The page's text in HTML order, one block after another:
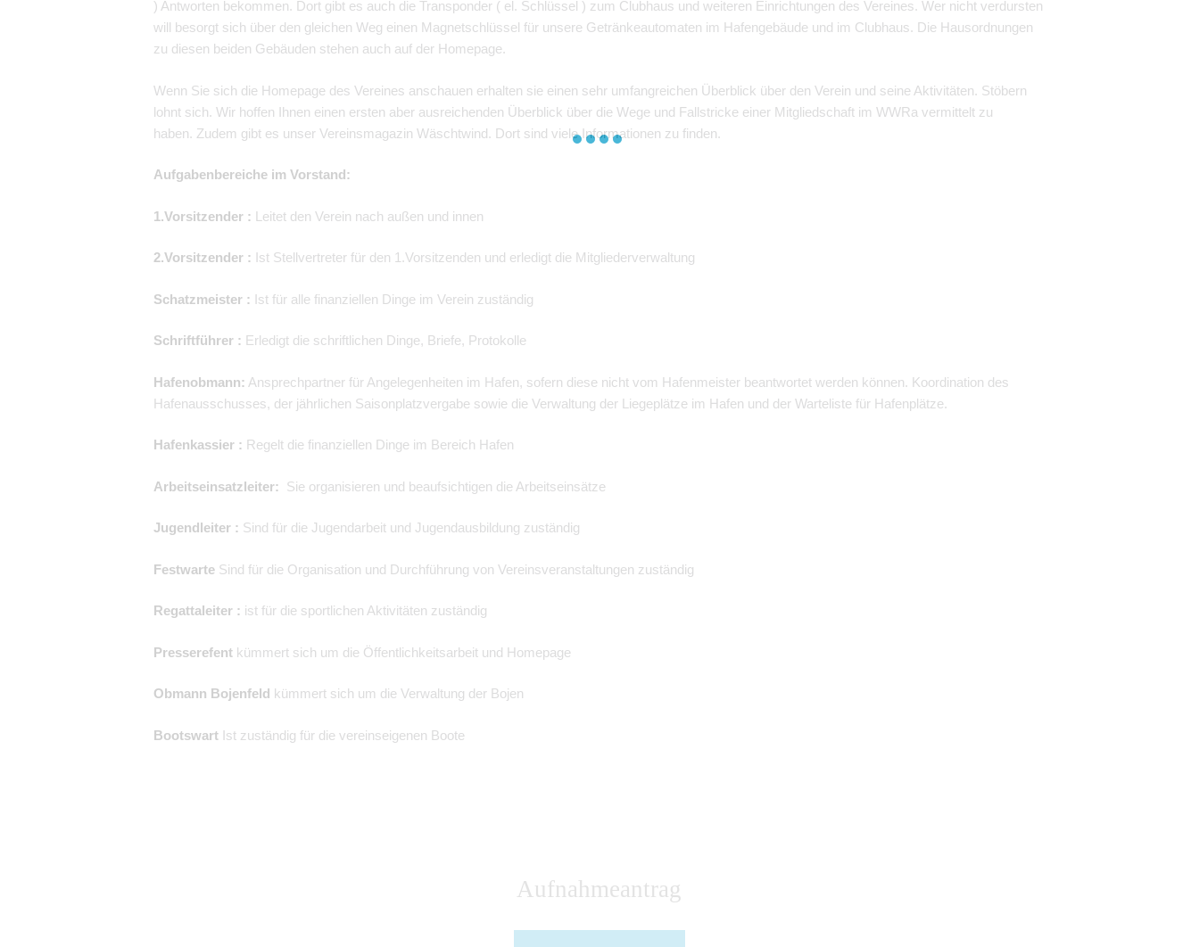
) Antworten bekommen. Dort gibt es auch die Transponder ( el. Schlüssel ) zum Clubhaus und weiteren Einrichtungen des Vereines. Wer nicht verdursten
will besorgt sich über den gleichen Weg einen Magnetschlüssel für unsere Getränkeautomaten im Hafengebäude und im Clubhaus. Die Hausordnungen
zu diesen beiden Gebäuden stehen auch auf der Homepage.
Wenn Sie sich die Homepage des Vereines anschauen erhalten sie einen sehr umfangreichen Überblick über den Verein und seine Aktivitäten. Stöbern
lohnt sich. Wir hoffen Ihnen einen ersten aber ausreichenden Überblick über die Wege und Fallstricke einer Mitgliedschaft im WWRa vermittelt zu
haben. Zudem gibt es unser Vereinsmagazin Wäschtwind. Dort sind viele Informationen zu finden.
Aufgabenbereiche im Vorstand:
1.Vorsitzender : Leitet den Verein nach außen und innen
2.Vorsitzender : Ist Stellvertreter für den 1.Vorsitzenden und erledigt die Mitgliederverwaltung
Schatzmeister : Ist für alle finanziellen Dinge im Verein zuständig
Schriftführer : Erledigt die schriftlichen Dinge, Briefe, Protokolle
Hafenobmann: Ansprechpartner für Angelegenheiten im Hafen, sofern diese nicht vom Hafenmeister beantwortet werden können. Koordination des
Hafenausschusses, der jährlichen Saisonplatzvergabe sowie die Verwaltung der Liegeplätze im Hafen und der Warteliste für Hafenplätze.
Hafenkassier : Regelt die finanziellen Dinge im Bereich Hafen
Arbeitseinsatzleiter: Sie organisieren und beaufsichtigen die Arbeitseinsätze
Jugendleiter : Sind für die Jugendarbeit und Jugendausbildung zuständig
Festwarte Sind für die Organisation und Durchführung von Vereinsveranstaltungen zuständig
Regattaleiter : ist für die sportlichen Aktivitäten zuständig
Presserefent kümmert sich um die Öffentlichkeitsarbeit und Homepage
Obmann Bojenfeld kümmert sich um die Verwaltung der Bojen
Bootswart Ist zuständig für die vereinseigenen Boote
Aufnahmeantrag